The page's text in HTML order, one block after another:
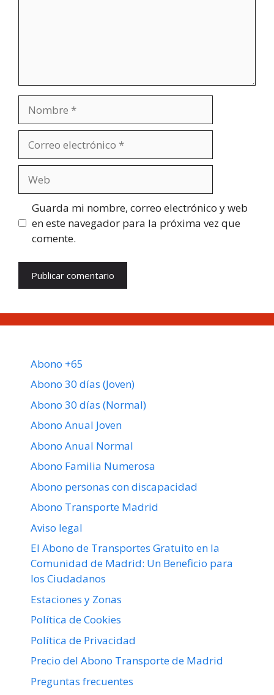
electrónico
Guarda mi nombre, correo electrónico y web
en este navegador para la próxima vez que
comente.
Abono +65
Abono 30 días (Joven)
Abono 30 días (Normal)
Abono Anual Joven
Abono Anual Normal
Abono Familia Numerosa
Abono personas con discapacidad
Abono Transporte Madrid
Aviso legal
El Abono de Transportes Gratuito en la
Comunidad de Madrid: Un Beneficio para
los Ciudadanos
Estaciones y Zonas
Política de Cookies
Política de Privacidad
Precio del Abono Transporte de Madrid
Preguntas frecuentes